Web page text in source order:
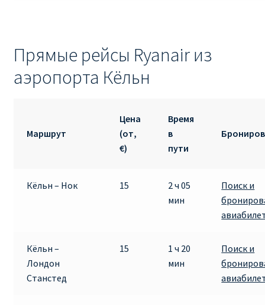
Прямые рейсы Ryanair из
аэропорта Кёльн
Маршрут
Цена
(от,
€)
Время
в
пути
Кёльн – Нок 15
2 ч 05
мин
Поиск и
Кёльн –
Лондон
Станстед
15
1 ч 20
мин
Поиск и